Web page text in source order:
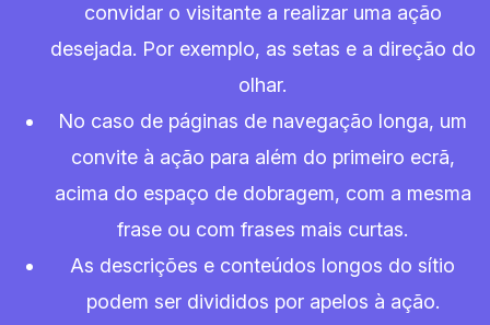
convidar o visitante a realizar uma ação
desejada. Por exemplo, as setas e a direção do
olhar.
No caso de páginas de navegação longa, um
convite à ação para além do primeiro ecrã,
acima do espaço de dobragem, com a mesma
frase ou com frases mais curtas.
As descrições e conteúdos longos do sítio
podem ser divididos por apelos à ação.